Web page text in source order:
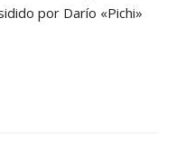
por Darío «Pichi»